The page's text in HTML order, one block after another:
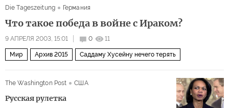
Die Tageszeitung Германия
Что такое победа в войне с Ираком?
9 АПРЕЛЯ 2003, 15:01 0 11
Мир Архив 2015 Саддаму Хусейну нечего терять
The Washington Post США
Русская рулетка